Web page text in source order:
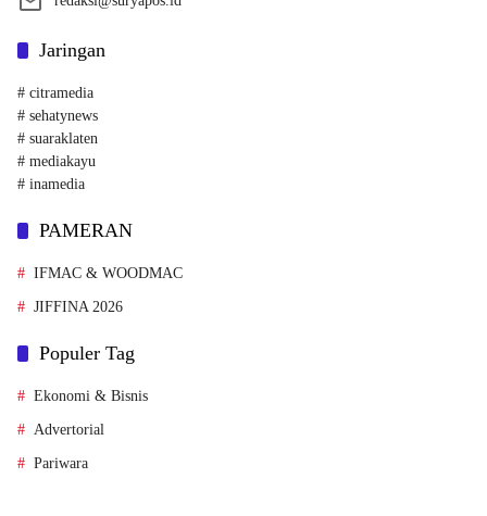
Jaringan
# citramedia
# sehatynews
# suaraklaten
# mediakayu
# inamedia
PAMERAN
IFMAC & WOODMAC
JIFFINA 2026
Populer Tag
Ekonomi & Bisnis
Advertorial
Pariwara